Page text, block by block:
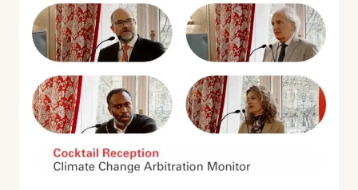
REFLEXOES
LUSOFONAS
-
PAW
EDICIÓN
DEL
ENCONTRO
DE
ARBITRALISTAS
LUSOFONOS